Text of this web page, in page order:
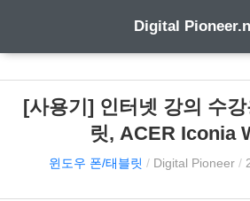
Digital
[사용기] 인터넷 강의 수
릿, ACER Iconia
윈도우 폰/태블릿 / Digital Pioneer /